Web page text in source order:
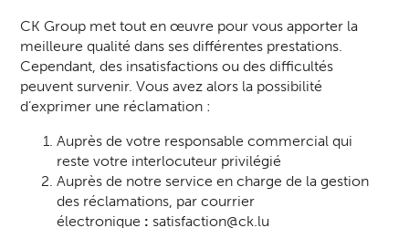
CK Group met tout en œuvre pour vous apporter la
meilleure qualité dans ses différentes prestations.
Cependant, des insatisfactions ou des difficultés
peuvent survenir. Vous avez alors la possibilité
d’exprimer une réclamation :
Auprès de votre responsable commercial qui
reste votre interlocuteur privilégié
Auprès de notre service en charge de la gestion
des réclamations, par courrier
électronique : satisfaction@ck.lu